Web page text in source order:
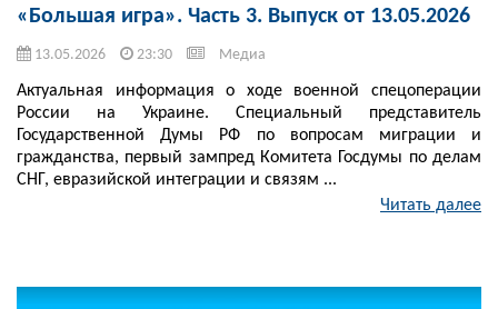
«Большая игра». Часть 3. Выпуск от 13.05.2026
13.05.2026 23:30 Медиа
Актуальная информация о ходе военной спецоперации
России на Украине. Специальный представитель
Государственной Думы РФ по вопросам миграции и
гражданства, первый зампред Комитета Госдумы по делам
СНГ, евразийской интеграции и связям ...
Читать далее